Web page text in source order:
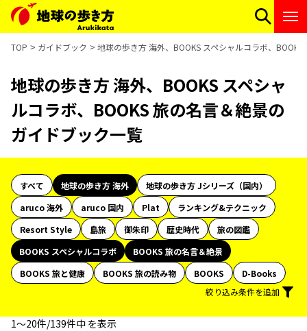
TOP ガイドブック 地球の歩き方 海外、BOOKS スペシャルコラボ、
地球の歩き方 海外、BOOKS スペシャ
ルコラボ、BOOKS 旅の名言＆絶景の
ガイドブック一覧
すべて 地球の歩き方 海外
地球の歩き方 Jシリーズ（国内）
aruco 海外
aruco 国内 Plat
ランキング&テクニック
Resort Style
島旅 御朱印 歴史時代
旅の図鑑
BOOKS スペシャルコラボ
BOOKS 旅の名言＆絶景
BOOKS 旅と健康
BOOKS 旅の読み物 BOOKS
D-Books
絞り込み条件を追加
1〜20件/139件中 を表示